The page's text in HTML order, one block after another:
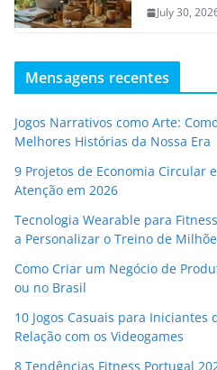
July 30,
Mensagens recentes
Jogos Narrativos como Arte:
Melhores Histórias da Nossa Era
9 Projetos de Economia Circular
Atenção em 2026
Tecnologia Wearable para
a Personalizar o Treino de
Como Criar um Negócio de
ou no Brasil
10 Jogos Casuais para Iniciantes
Relação com os Videogames
8 Tendências Fitness Portugal